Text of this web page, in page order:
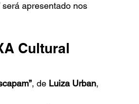
será apresentado nos
Cultural
, de Luiza Urban,